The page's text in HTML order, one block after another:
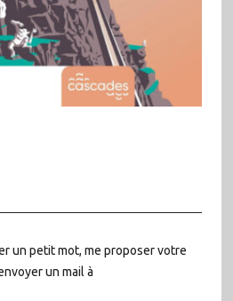
un petit mot, me proposer votre
un mail à